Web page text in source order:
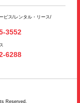
ビス/レンタル・リース/
3552
6288
Reserved.